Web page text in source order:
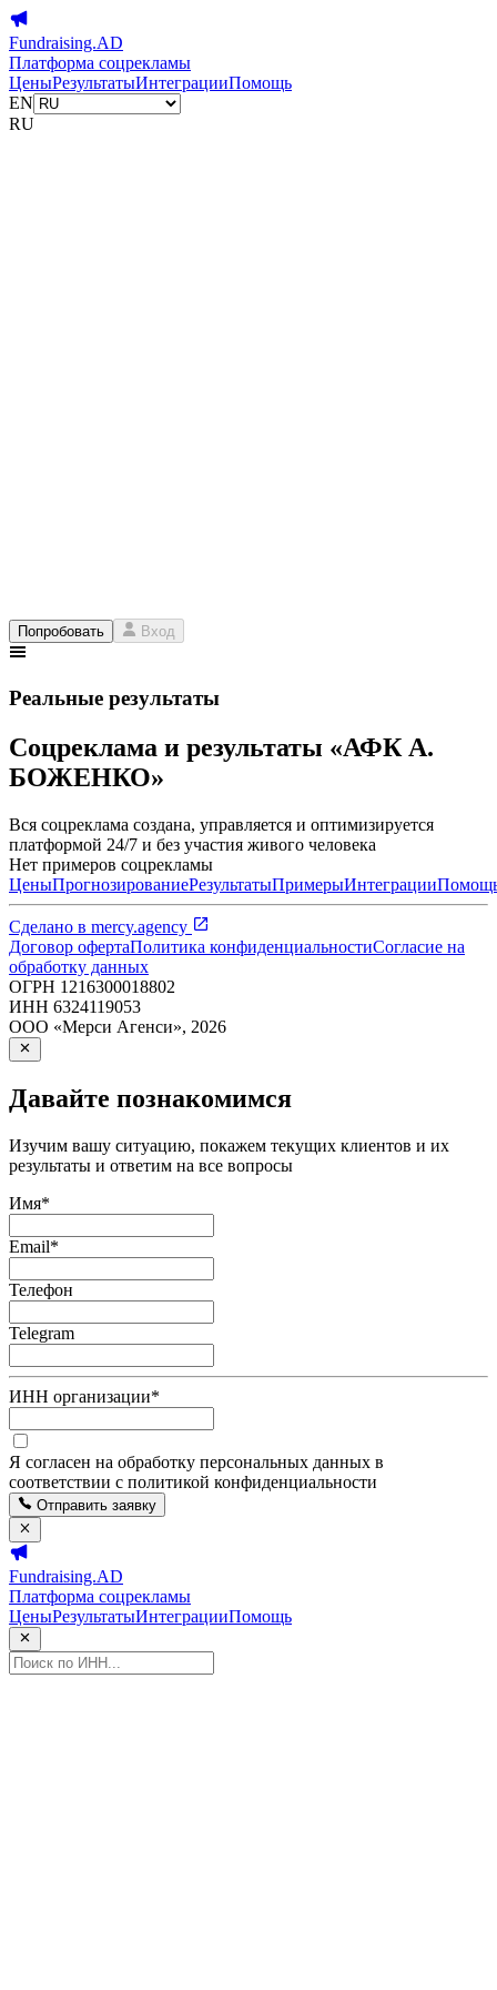
Fundraising.AD
Платформа соцрекламы
ЦеныРезультатыИнтеграцииПомощь
EN
RU
Попробовать Вход
Реальные результаты
Соцреклама и результаты «АФК А.
БОЖЕНКО»
Вся соцреклама создана, управляется и оптимизируется
платформой 24/7 и без участия живого человека
Нет примеров соцрекламы
ЦеныПрогнозированиеРезультатыПримерыИнтеграции
Сделано в mercy.agency
Договор офертаПолитика конфиденциальностиСогласие на
обработку данных
ОГРН 1216300018802
ИНН 6324119053
ООО «Мерси Агенси», 2026
Давайте познакомимся
Изучим вашу ситуацию, покажем текущих клиентов и их
результаты и ответим на все вопросы
Имя*
Email*
Телефон
Telegram
ИНН организации*
Я согласен на обработку персональных данных в
соответствии с политикой конфиденциальности
Отправить заявку
Fundraising.AD
Платформа соцрекламы
ЦеныРезультатыИнтеграцииПомощь